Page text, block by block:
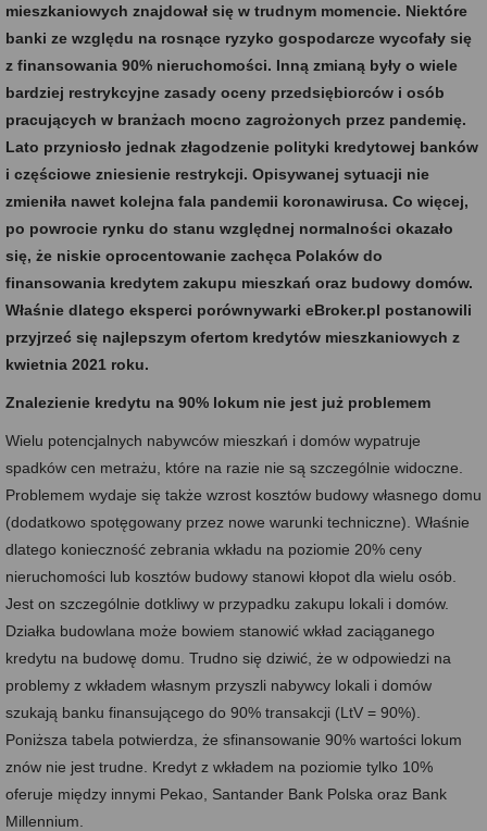
mieszkaniowych znajdował się w trudnym momencie. Niektóre
banki ze względu na rosnące ryzyko gospodarcze wycofały się
z finansowania 90% nieruchomości. Inną zmianą były o wiele
bardziej restrykcyjne zasady oceny przedsiębiorców i osób
pracujących w branżach mocno zagrożonych przez pandemię.
Lato przyniosło jednak złagodzenie polityki kredytowej banków
i częściowe zniesienie restrykcji. Opisywanej sytuacji nie
zmieniła nawet kolejna fala pandemii koronawirusa. Co więcej,
po powrocie rynku do stanu względnej normalności okazało
się, że niskie oprocentowanie zachęca Polaków do
finansowania kredytem zakupu mieszkań oraz budowy domów.
Właśnie dlatego eksperci porównywarki eBroker.pl postanowili
przyjrzeć się najlepszym ofertom kredytów mieszkaniowych z
kwietnia 2021 roku.
Znalezienie kredytu na 90% lokum nie jest już problemem
Wielu potencjalnych nabywców mieszkań i domów wypatruje
spadków cen metrażu, które na razie nie są szczególnie widoczne.
Problemem wydaje się także wzrost kosztów budowy własnego domu
(dodatkowo spotęgowany przez nowe warunki techniczne). Właśnie
dlatego konieczność zebrania wkładu na poziomie 20% ceny
nieruchomości lub kosztów budowy stanowi kłopot dla wielu osób.
Jest on szczególnie dotkliwy w przypadku zakupu lokali i domów.
Działka budowlana może bowiem stanowić wkład zaciąganego
kredytu na budowę domu. Trudno się dziwić, że w odpowiedzi na
problemy z wkładem własnym przyszli nabywcy lokali i domów
szukają banku finansującego do 90% transakcji (LtV = 90%).
Poniższa tabela potwierdza, że sfinansowanie 90% wartości lokum
znów nie jest trudne. Kredyt z wkładem na poziomie tylko 10%
oferuje między innymi Pekao, Santander Bank Polska oraz Bank
Millennium.